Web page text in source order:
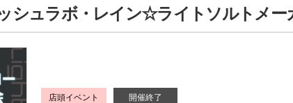
シュラボ・レイン☆ライトソルトメー
店頭イベント 開催終了